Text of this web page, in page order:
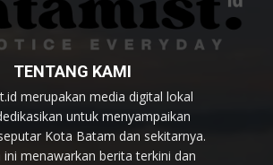
TENTANG KAMI
merupakan media digital lokal
untuk menyampaikan
Kota Batam dan sekitarnya.
menawarkan berita terkini dan